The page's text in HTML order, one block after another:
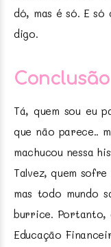
dó, mas é só. E
digo.
Conclusão
Tá, quem sou eu
que não parece..
machucou nessa
Talvez, quem
mas todo mundo
burrice. Portanto,
Educação